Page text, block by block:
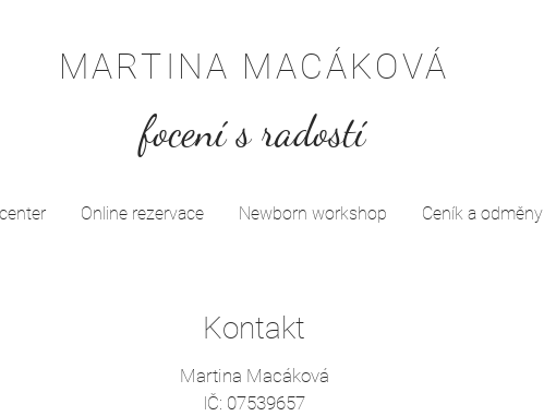
MARTINA MACÁKOVÁ
focení s radostí
Online rezervace Newborn workshop Ceník a odměny
Kontakt
Martina Macáková
IČ: 07539657